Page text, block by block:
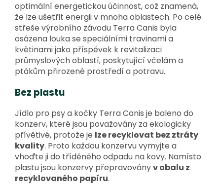
optimální energetickou účinnost, což znamená,
že lze ušetřit energii v mnoha oblastech. Po celé
střeše výrobního závodu Terra Canis byla
osázena louka se speciálními travinami a
květinami jako příspěvek k revitalizaci
průmyslových oblastí, poskytující včelám a
ptákům přirozené prostředí a potravu.
Bez plastu
Jídlo pro psy a kočky Terra Canis je baleno do
konzerv, které jsou považovány za ekologicky
přívětivé, protože je lze recyklovat bez ztráty
kvality. Proto každou konzervu vymyjte a
vhoďte ji do tříděného odpadu na kovy. Namísto
plastu jsou konzervy přepravoványv obalu z
recyklovaného papíru.